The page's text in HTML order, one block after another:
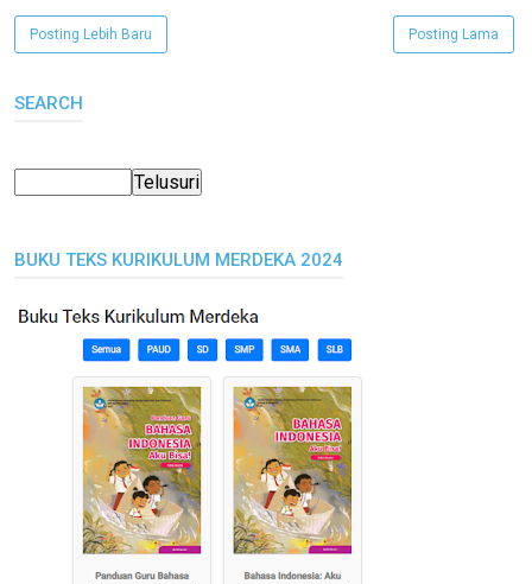
Posting Lebih Baru Posting Lama
SEARCH
BUKU TEKS KURIKULUM MERDEKA 2024